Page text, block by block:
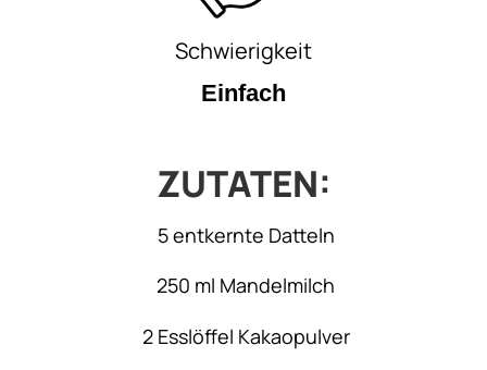
Schwierigkeit
Einfach
ZUTATEN:
5 entkernte Datteln
250 ml Mandelmilch
2 Esslöffel Kakaopulver